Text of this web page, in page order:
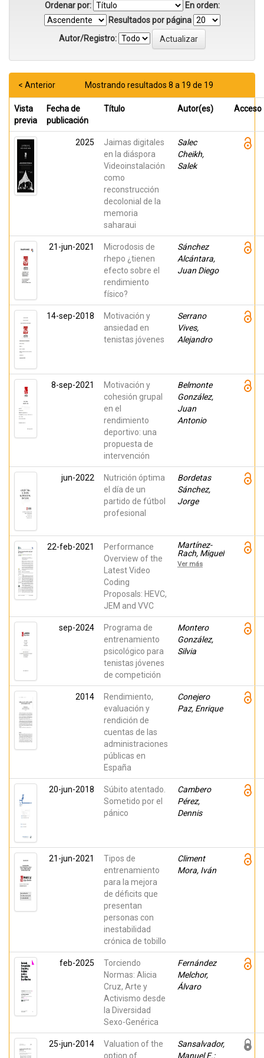
Ordenar por:
En orden:
Resultados por página
Autor/Registro:
Mostrando resultados 8 a 19 de 19
< Anterior
Vista
previa
Fecha de
publicación
Título Autor(es) Acceso
2025
Jaimas digitales
en la diáspora
Videoinstalación
como
reconstrucción
decolonial de la
memoria
saharaui
Salec
Cheikh,
Salek
21-jun-2021
Microdosis de
rhepo ¿tienen
efecto sobre el
rendimiento
físico?
Sánchez
Alcántara,
Juan Diego
14-sep-2018
Motivación y
ansiedad en
tenistas jóvenes
Serrano
Vives,
Alejandro
8-sep-2021
Motivación y
cohesión grupal
en el
rendimiento
deportivo: una
propuesta de
intervención
Belmonte
González,
Juan
Antonio
jun-2022
Nutrición óptima
el día de un
partido de fútbol
profesional
Bordetas
Sánchez,
Jorge
22-feb-2021
Performance
Overview of the
Latest Video
Coding
Proposals: HEVC,
JEM and VVC
Martínez-
Rach, Miguel
Onofre;
Migallon,
Galiano,
Vicente;
Malumbres,
Manuel P.
Ver más
sep-2024
Programa de
entrenamiento
psicológico para
tenistas jóvenes
de competición
Montero
González,
Silvia
2014
Rendimiento,
evaluación y
rendición de
cuentas de las
administraciones
públicas en
España
Conejero
Paz, Enrique
20-jun-2018
Súbito atentado.
Sometido por el
pánico
Cambero
Pérez,
Dennis
21-jun-2021
Tipos de
entrenamiento
para la mejora
de déficits que
presentan
personas con
inestabilidad
crónica de tobillo
Climent
Mora, Iván
feb-2025
Torciendo
Normas: Alicia
Cruz, Arte y
Activismo desde
la Diversidad
Sexo-Genérica
Fernández
Melchor,
Álvaro
25-jun-2014
Valuation of the
option of
Sansalvador,
Manuel E.;